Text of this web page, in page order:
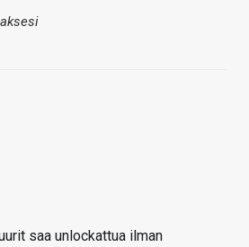
saa unlockattua ilman